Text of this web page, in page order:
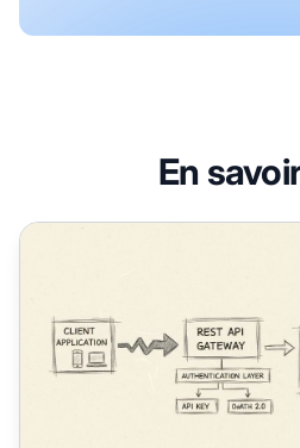
En
Post Affiliate Pro prend-il en